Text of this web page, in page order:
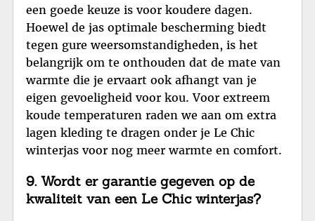
een goede keuze is voor koudere dagen.
Hoewel de jas optimale bescherming biedt
tegen gure weersomstandigheden, is het
belangrijk om te onthouden dat de mate van
warmte die je ervaart ook afhangt van je
eigen gevoeligheid voor kou. Voor extreem
koude temperaturen raden we aan om extra
lagen kleding te dragen onder je Le Chic
winterjas voor nog meer warmte en comfort.
9. Wordt er garantie gegeven op de
kwaliteit van een Le Chic winterjas?